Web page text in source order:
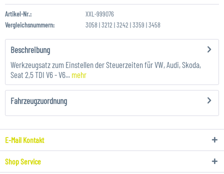
Artikel-Nr.:
XXL-999076
Vergleichsnummern:
3058 | 3212 | 3242 | 3359 | 3458
Beschreibung
Werkzeugsatz zum Einstellen der Steuerzeiten für VW, Audi, Skoda,
Seat 2,5 TDI V6 - V6... mehr
Fahrzeugzuordnung
E-Mail Kontakt
Shop Service